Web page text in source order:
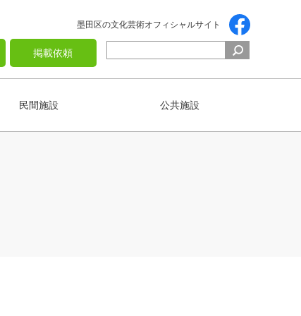
墨田区の文化芸術オフィシャルサイト
掲載依頼
民間施設 公共施設